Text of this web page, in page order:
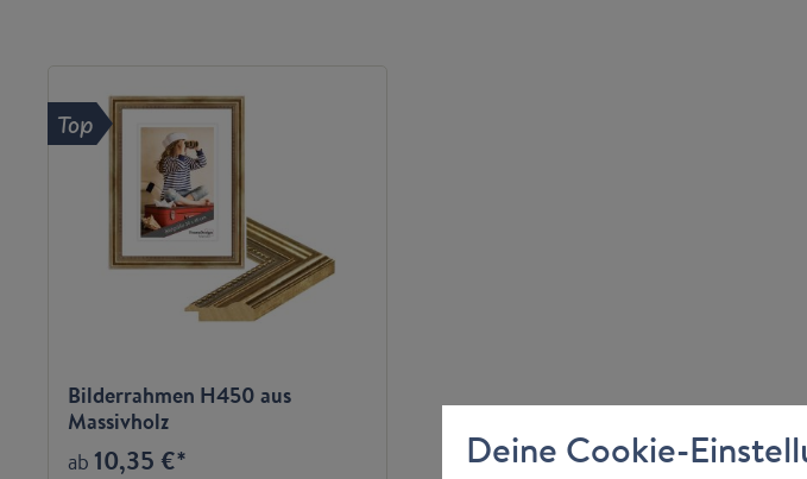
Top
Bilderrahmen H450 aus
Massivholz
ab 10,35 €* Deine Cookie-